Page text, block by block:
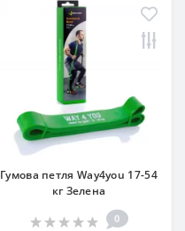
Гумова петля Way4you 17-54
кг Зелена
0